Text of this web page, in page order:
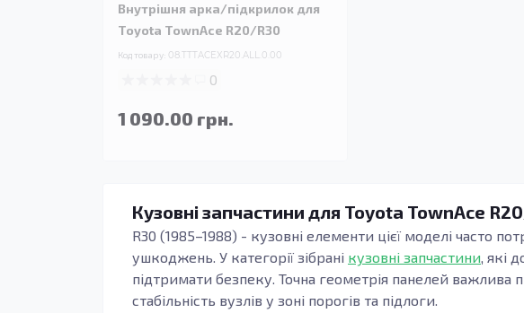
Внутрішня арка/підкрилок для
Toyota TownAce R20/R30
Код товару: 08.TTTACEXR20.ALL.0.00
0
1 090.00 грн.
Кузовні запчастини для Toyota TownAce
R30 (1985–1988) - кузовні елементи цієї моделі часто
ушкоджень. У категорії зібрані кузовні запчастини, які
підтримати безпеку. Точна геометрія панелей важлива
стабільність вузлів у зоні порогів та підлоги.